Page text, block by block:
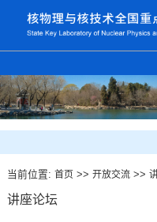
当前位置: 首页>> 开放交流>>
讲座论坛